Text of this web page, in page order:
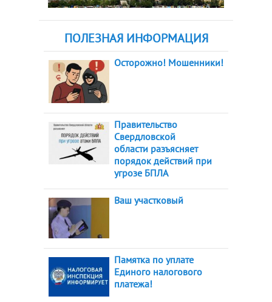
ПОЛЕЗНАЯ ИНФОРМАЦИЯ
Осторожно! Мошенники!
Правительство
Свердловской
области разъясняет
порядок действий при
угрозе БПЛА
Ваш участковый
Памятка по уплате
Единого налогового
платежа!